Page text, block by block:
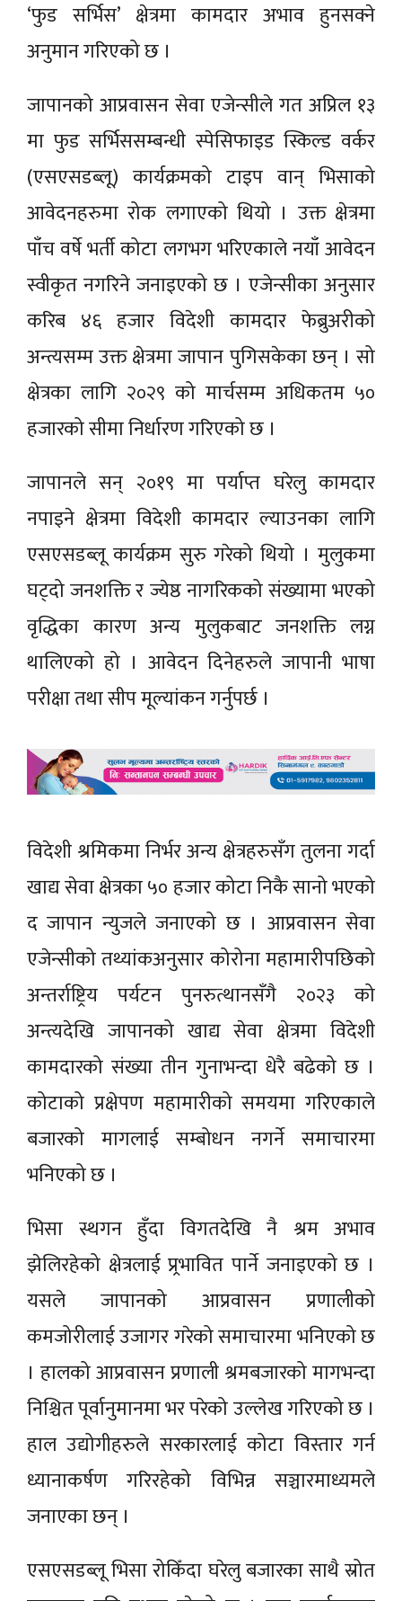
‘फुड सर्भिस’ क्षेत्रमा कामदार अभाव हुनसक्ने
अनुमान गरिएको छ ।
जापानको आप्रवासन सेवा एजेन्सीले गत अप्रिल १३
मा फुड सर्भिससम्बन्धी स्पेसिफाइड स्किल्ड वर्कर
(एसएसडब्लू) कार्यक्रमको टाइप वान् भिसाको
आवेदनहरुमा रोक लगाएको थियो । उक्त क्षेत्रमा
पाँच वर्षे भर्ती कोटा लगभग भरिएकाले नयाँ आवेदन
स्वीकृत नगरिने जनाइएको छ । एजेन्सीका अनुसार
करिब ४६ हजार विदेशी कामदार फेब्रुअरीको
अन्त्यसम्म उक्त क्षेत्रमा जापान पुगिसकेका छन् । सो
क्षेत्रका लागि २०२९ को मार्चसम्म अधिकतम ५०
हजारको सीमा निर्धारण गरिएको छ ।
जापानले सन् २०१९ मा पर्याप्त घरेलु कामदार
नपाइने क्षेत्रमा विदेशी कामदार ल्याउनका लागि
एसएसडब्लू कार्यक्रम सुरु गरेको थियो । मुलुकमा
घट्दो जनशक्ति र ज्येष्ठ नागरिकको संख्यामा भएको
वृद्धिका कारण अन्य मुलुकबाट जनशक्ति लग्न
थालिएको हो । आवेदन दिनेहरुले जापानी भाषा
परीक्षा तथा सीप मूल्यांकन गर्नुपर्छ ।
विदेशी श्रमिकमा निर्भर अन्य क्षेत्रहरुसँग तुलना गर्दा
खाद्य सेवा क्षेत्रका ५० हजार कोटा निकै सानो भएको
द जापान न्युजले जनाएको छ । आप्रवासन सेवा
एजेन्सीको तथ्यांकअनुसार कोरोना महामारीपछिको
अन्तर्राष्ट्रिय पर्यटन पुनरुत्थानसँगै २०२३ को
अन्त्यदेखि जापानको खाद्य सेवा क्षेत्रमा विदेशी
कामदारको संख्या तीन गुनाभन्दा धेरै बढेको छ ।
कोटाको प्रक्षेपण महामारीको समयमा गरिएकाले
बजारको मागलाई सम्बोधन नगर्ने समाचारमा
भनिएको छ ।
भिसा स्थगन हुँदा विगतदेखि नै श्रम अभाव
झेलिरहेको क्षेत्रलाई प्र्रभावित पार्ने जनाइएको छ ।
यसले जापानको आप्रवासन प्रणालीको
कमजोरीलाई उजागर गरेको समाचारमा भनिएको छ
। हालको आप्रवासन प्रणाली श्रमबजारको मागभन्दा
निश्चित पूर्वानुमानमा भर परेको उल्लेख गरिएको छ ।
हाल उद्योगीहरुले सरकारलाई कोटा विस्तार गर्न
ध्यानाकर्षण गरिरहेको विभिन्न सञ्चारमाध्यमले
जनाएका छन् ।
एसएसडब्लू भिसा रोकिँदा घरेलु बजारका साथै स्रोत